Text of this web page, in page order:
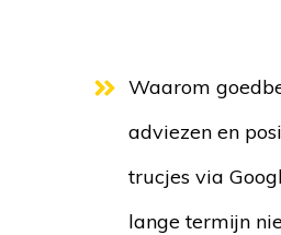
Waarom
adviezen en
trucjes via
lange termijn